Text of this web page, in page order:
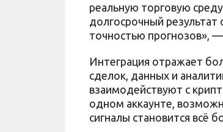
реальную торговую
долгосрочный результат
точностью прогнозов»,
Интеграция отражает
сделок, данных и
взаимодействуют с
одном аккаунте,
сигналы становится всё